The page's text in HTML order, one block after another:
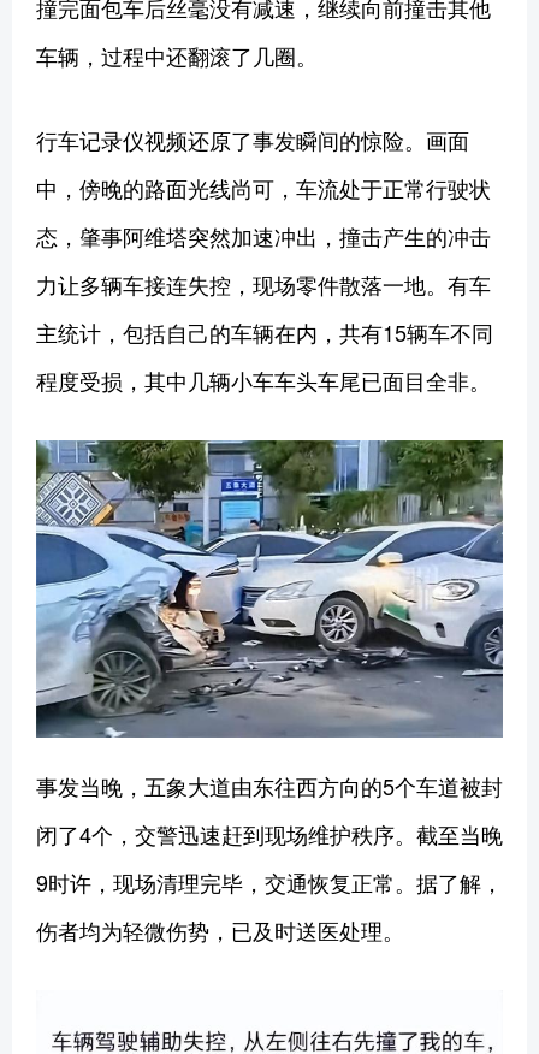
撞完面包车后丝毫没有减速，继续向前撞击其他
车辆，过程中还翻滚了几圈。
行车记录仪视频还原了事发瞬间的惊险。画面
中，傍晚的路面光线尚可，车流处于正常行驶状
态，肇事阿维塔突然加速冲出，撞击产生的冲击
力让多辆车接连失控，现场零件散落一地。有车
主统计，包括自己的车辆在内，共有15辆车不同
程度受损，其中几辆小车车头车尾已面目全非。
事发当晚，五象大道由东往西方向的5个车道被封
闭了4个，交警迅速赶到现场维护秩序。截至当晚
9时许，现场清理完毕，交通恢复正常。据了解，
伤者均为轻微伤势，已及时送医处理。